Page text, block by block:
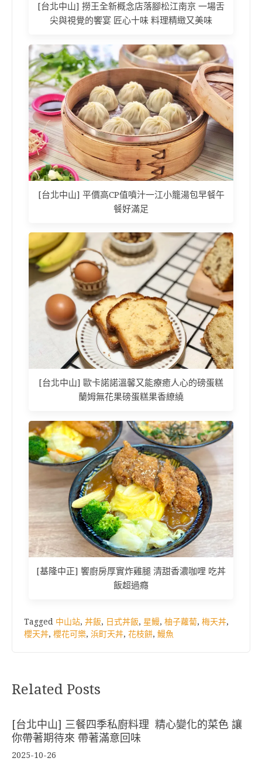
[台北中山] 撈王全新概念店落腳松江南京 一場舌
尖與視覺的饗宴 匠心十味 料理精緻又美味
[台北中山] 平價高CP值噴汁一江小籠湯包早餐午
餐好滿足
[台北中山] 歐卡諾諾溫馨又能療癒人心的磅蛋糕
蘭姆無花果磅蛋糕果香繚繞
[基隆中正] 饗廚房厚實炸雞腿 清甜香濃咖哩 吃丼
飯超過癮
Tagged 中山站, 丼飯, 日式丼飯, 星鰻, 柚子蘿蔔, 梅天丼,
櫻天丼, 櫻花可樂, 浜町天丼, 花枝餅, 鰻魚
Related Posts
[台北中山] 三餐四季私廚料理 精心變化的菜色 讓
你帶著期待來 帶著滿意回味
2025-10-26